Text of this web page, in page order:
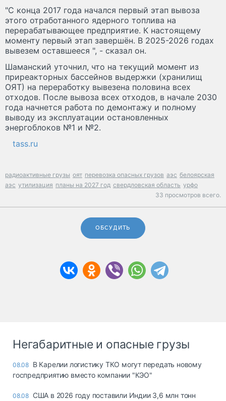
"С конца 2017 года начался первый этап вывоза
этого отработанного ядерного топлива на
перерабатывающее предприятие. К настоящему
моменту первый этап завершён. В 2025-2026 годах
вывезем оставшееся ", - сказал он.
Шаманский уточнил, что на текущий момент из
приреакторных бассейнов выдержки (хранилищ
ОЯТ) на переработку вывезена половина всех
отходов. После вывоза всех отходов, в начале 2030
года начнется работа по демонтажу и полному
выводу из эксплуатации остановленных
энергоблоков №1 и №2.
tass.ru
радиоактивные грузы оят перевозка опасных грузов аэс белоярская
аэс утилизация планы на 2027 год свердловская область урфо
33 просмотров всего.
ОБСУДИТЬ
Негабаритные и опасные грузы
08.08 В Карелии логистику ТКО могут передать новому
госпредприятию вместо компании "КЭО"
08.08 США в 2026 году поставили Индии 3,6 млн тонн